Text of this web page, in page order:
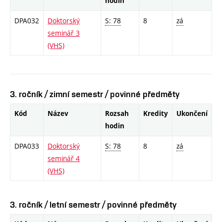
DPA032
Doktorský
seminář 3
(VHS)
S: 78 8 zá
3. ročník / zimní semestr / povinné předměty
Kód Název
Rozsah
hodin
Kredity Ukončení
DPA033
Doktorský
seminář 4
(VHS)
S: 78 8 zá
3. ročník / letní semestr / povinné předměty